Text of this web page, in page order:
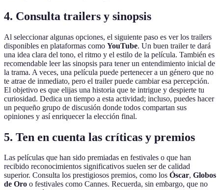
4. Consulta trailers y sinopsis
Al seleccionar algunas opciones, el siguiente paso es ver los trailers
disponibles en plataformas como YouTube. Un buen trailer te dará
una idea clara del tono, el ritmo y el estilo de la película. También es
recomendable leer las sinopsis para tener un entendimiento inicial de
la trama. A veces, una película puede pertenecer a un género que no
te atrae de inmediato, pero el trailer puede cambiar esa percepción.
El objetivo es que elijas una historia que te intrigue y despierte tu
curiosidad. Dedica un tiempo a esta actividad; incluso, puedes hacer
un pequeño grupo de discusión donde todos compartan sus
opiniones y así enriquecer la elección final.
5. Ten en cuenta las críticas y premios
Las películas que han sido premiadas en festivales o que han
recibido reconocimientos significativos suelen ser de calidad
superior. Consulta los prestigiosos premios, como los Óscar, Globos
de Oro o festivales como Cannes. Recuerda, sin embargo, que no